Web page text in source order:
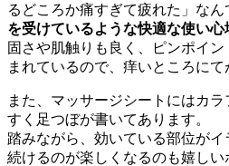
るどころか痛すぎて疲れた」なん
を受けているような快適な使い心
固さや肌触りも良く、ピンポイ
まれているので、痒いところにて
また、マッサージシートにはカ
すく足つぼが書いてあります。
踏みながら、効いている部位がイ
続けるのが楽しくなるのも嬉しい